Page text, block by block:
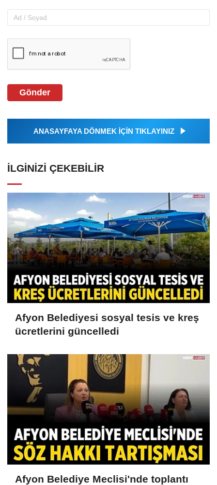
Gönder
ANASAYFAYA DÖNMEK İÇİN TIKLAYINIZ
İLGINIZI ÇEKEBILIR
Afyon Belediyesi sosyal tesis ve kreş
ücretlerini güncelledi
Afyon Belediye Meclisi'nde toplantı